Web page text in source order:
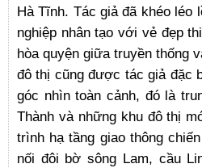
Hà Tĩnh. Tác giả đã khéo léo
nghiệp nhân tạo với vẻ đẹp
hòa quyện giữa truyền thống
đô thị cũng được tác giả đặc
góc nhìn toàn cảnh, đó là
Thành và những khu đô thị
trình hạ tầng giao thông
nối đôi bờ sông Lam, cầu